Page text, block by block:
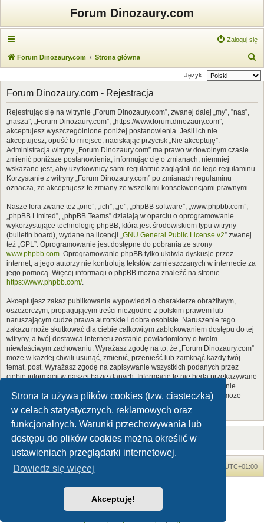
Strona ta używa plików cookies (tzw. ciasteczka)
w celach statystycznych, reklamowych oraz
funkcjonalnych. Warunki przechowywania lub
dostępu do plików cookies można określić w
ustawieniach przeglądarki internetowej.
Dowiedz się więcej
Akceptuję!
Forum Dinozaury.com
Zaloguj się
Forum Dinozaury.com Strona główna
z
Język:
Forum Dinozaury.com - Rejestracja
Rejestrując się na witrynie „Forum Dinozaury.com”, zwanej dalej „my”, ”nas”,
„nasza”, „Forum Dinozaury.com”, „https://www.forum.dinozaury.com”,
akceptujesz wyszczególnione poniżej postanowienia. Jeśli ich nie
akceptujesz, opuść to miejsce, naciskając przycisk „Nie akceptuję”.
Administracja witryny „Forum Dinozaury.com” ma prawo w dowolnym czasie
zmienić poniższe postanowienia, informując cię o zmianach, niemniej
wskazane jest, aby użytkownicy sami regularnie zaglądali do tego regulaminu.
Korzystanie z witryny „Forum Dinozaury.com” po zmianach regulaminu
oznacza, że akceptujesz te zmiany ze wszelkimi konsekwencjami prawnymi.
Nasze fora zwane też „one”, „ich”, „je”, „phpBB software”, „www.phpbb.com”,
„phpBB Limited”, „phpBB Teams” działają w oparciu o oprogramowanie
wykorzystujące technologię phpBB, która jest środowiskiem typu witryny
(bulletin board), wydane na licencji „GNU General Public License v2” zwanej
też „GPL”. Oprogramowanie jest dostępne do pobrania ze strony
www.phpbb.com. Oprogramowanie phpBB tylko ułatwia dyskusje przez
internet, a jego autorzy nie kontrolują tekstów zamieszczanych w internecie za
jego pomocą. Więcej informacji o phpBB można znaleźć na stronie
https://www.phpbb.com/.
Akceptujesz zakaz publikowania wypowiedzi o charakterze obraźliwym,
oszczerczym, propagującym treści niezgodne z polskim prawem lub
naruszającym cudze prawa autorskie i dobra osobiste. Naruszenie tego
zakazu może skutkować dla ciebie całkowitym zablokowaniem dostępu do tej
witryny, a twój dostawca internetu zostanie powiadomiony o twoim
niewłaściwym zachowaniu. Wyrażasz zgodę na to, że „Forum Dinozaury.com”
może w każdej chwili usunąć, zmienić, przenieść lub zamknąć każdy twój
temat, post. Wyrażasz zgodę na zapisywanie wszystkich podanych przez
ciebie informacji w naszej bazie danych. Informacje te nie będą przekazywane
nikomu bez twojej zgody, ale ani „Forum Dinozaury.com”, ani phpBB nie
ponosi odpowiedzialności za włamania do witryny, podczas których może
dojść do kradzieży danych.
Forum Dinozaury.com UTC+01:00
Dinozaury.com© 2006-2020
Technologię dostarczaphpBB® Forum Software © phpBB Limited
Polski pakiet językowy dostarcza